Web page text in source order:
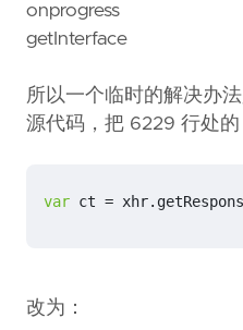
onprogress
getInterface
所以一个临时的解决办
源代码，把 6229 行处的
var ct = xhr.
改为：